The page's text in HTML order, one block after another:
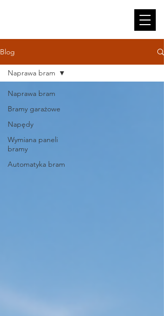
Blog
Naprawa bram
Bramy garażowe
Napędy
Wymiana paneli
bramy
Automatyka bram
Naprawa bram